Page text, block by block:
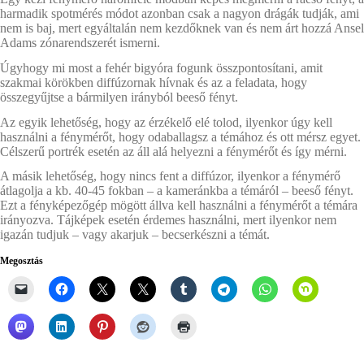
harmadik spotmérés módot azonban csak a nagyon drágák tudják, ami
nem is baj, mert egyáltalán nem kezdőknek van és nem árt hozzá Ansel
Adams zónarendszerét ismerni.
Úgyhogy mi most a fehér bigyóra fogunk összpontosítani, amit
szakmai körökben diffúzornak hívnak és az a feladata, hogy
összegyűjtse a bármilyen irányból beeső fényt.
Az egyik lehetőség, hogy az érzékelő elé tolod, ilyenkor úgy kell
használni a fénymérőt, hogy odaballagsz a témához és ott mérsz egyet.
Célszerű portrék esetén az áll alá helyezni a fénymérőt és így mérni.
A másik lehetőség, hogy nincs fent a diffúzor, ilyenkor a fénymérő
átlagolja a kb. 40-45 fokban – a kameránkba a témáról – beeső fényt.
Ezt a fényképezőgép mögött állva kell használni a fénymérőt a témára
irányozva. Tájképek esetén érdemes használni, mert ilyenkor nem
igazán tudjuk – vagy akarjuk – becserkészni a témát.
Megosztás